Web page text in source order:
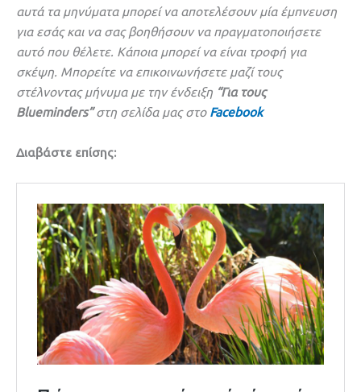
αυτά τα μηνύματα μπορεί να αποτελέσουν μία έμπνευση
για εσάς και να σας βοηθήσουν να πραγματοποιήσετε
αυτό που θέλετε. Κάποια μπορεί να είναι τροφή για
σκέψη. Μπορείτε να επικοινωνήσετε μαζί τους
στέλνοντας μήνυμα με την ένδειξη “Για τους
Blueminders”στη σελίδα μας στο Facebook
Διαβάστε επίσης: